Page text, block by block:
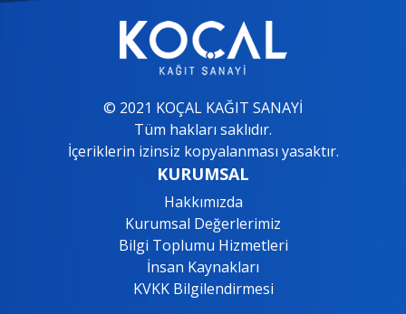
© 2021 KOÇAL KAĞIT SANAYİ
Tüm hakları saklıdır.
İçeriklerin izinsiz kopyalanması yasaktır.
KURUMSAL
Hakkımızda
Kurumsal Değerlerimiz
Bilgi Toplumu Hizmetleri
İnsan Kaynakları
KVKK Bilgilendirmesi